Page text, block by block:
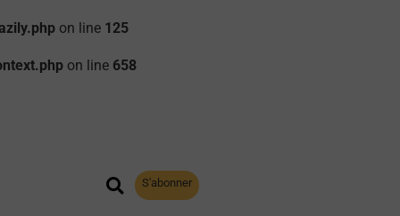
on line 125
on line 658
S'abonner